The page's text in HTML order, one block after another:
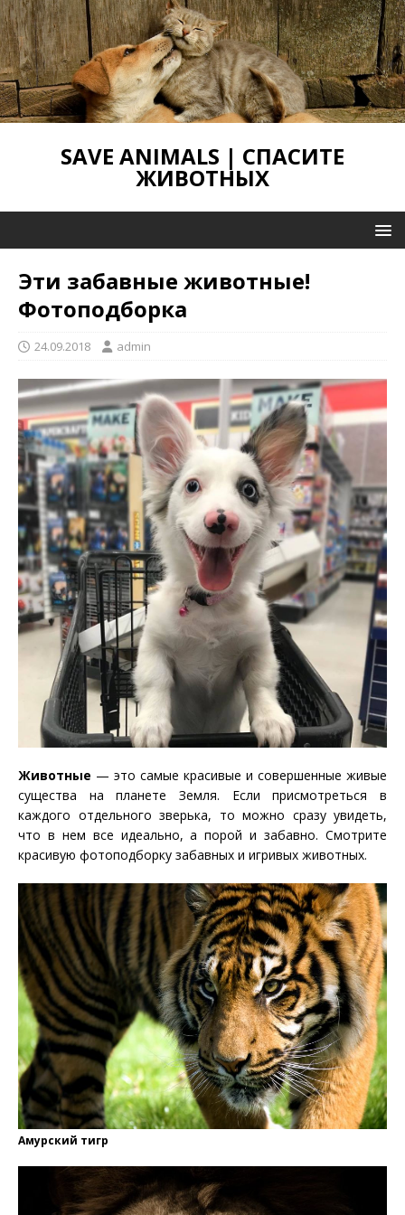
SAVE ANIMALS | СПАСИТЕ
ЖИВОТНЫХ
Эти забавные животные!
Фотоподборка
24.09.2018 admin
Животные — это самые красивые и совершенные живые
существа на планете Земля. Если присмотреться в
каждого отдельного зверька, то можно сразу увидеть,
что в нем все идеально, а порой и забавно. Смотрите
красивую фотоподборку забавных и игривых животных.
Амурский тигр